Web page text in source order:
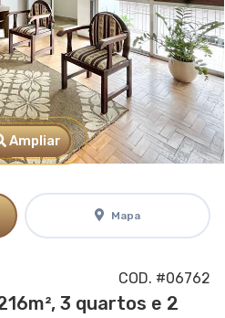
Ampliar
Mapa
COD. #06762
3 quartos e 2